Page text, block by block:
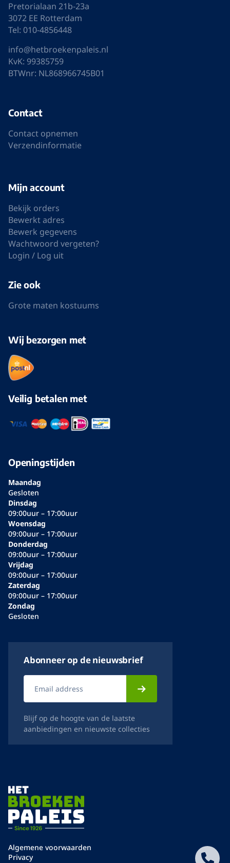
Pretorialaan 21b-23a
3072 EE Rotterdam
Tel: 010-4856448
info@hetbroekenpaleis.nl
KvK: 99385759
BTWnr: NL868966745B01
Contact
Contact opnemen
Verzendinformatie
Mijn account
Bekijk orders
Bewerkt adres
Bewerk gegevens
Wachtwoord vergeten?
Login / Log uit
Zie ook
Grote maten kostuums
Wij bezorgen met
Veilig betalen met
Openingstijden
Maandag
Gesloten
Dinsdag
09:00uur – 17:00uur
Woensdag
09:00uur – 17:00uur
Donderdag
09:00uur – 17:00uur
Vrijdag
09:00uur – 17:00uur
Zaterdag
09:00uur – 17:00uur
Zondag
Gesloten
Abonneer op de nieuwsbrief
Blijf op de hoogte van de laatste
aanbiedingen en nieuwste collecties
Algemene voorwaarden
Privacy